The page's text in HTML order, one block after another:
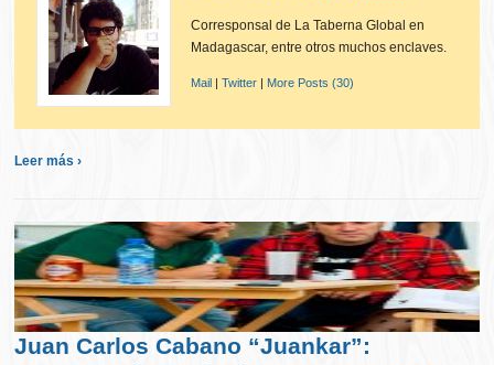
Corresponsal de La Taberna Global en
Madagascar, entre otros muchos enclaves.
Mail |Twitter | More Posts (30)
Leer más ›
Juan Carlos Cabano “Juankar”: